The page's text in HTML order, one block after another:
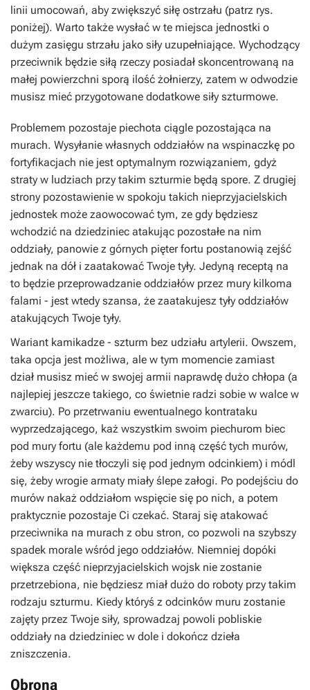
linii umocowań, aby zwiększyć siłę ostrzału (patrz rys.
poniżej). Warto także wysłać w te miejsca jednostki o
dużym zasięgu strzału jako siły uzupełniające. Wychodzący
przeciwnik będzie siłą rzeczy posiadał skoncentrowaną na
małej powierzchni sporą ilość żołnierzy, zatem w odwodzie
musisz mieć przygotowane dodatkowe siły szturmowe.
Problemem pozostaje piechota ciągle pozostająca na
murach. Wysyłanie własnych oddziałów na wspinaczkę po
fortyfikacjach nie jest optymalnym rozwiązaniem, gdyż
straty w ludziach przy takim szturmie będą spore. Z drugiej
strony pozostawienie w spokoju takich nieprzyjacielskich
jednostek może zaowocować tym, ze gdy będziesz
wchodzić na dziedziniec atakując pozostałe na nim
oddziały, panowie z górnych pięter fortu postanowią zejść
jednak na dół i zaatakować Twoje tyły. Jedyną receptą na
to będzie przeprowadzanie oddziałów przez mury kilkoma
falami - jest wtedy szansa, że zaatakujesz tyły oddziałów
atakujących Twoje tyły.
Wariant kamikadze - szturm bez udziału artylerii. Owszem,
taka opcja jest możliwa, ale w tym momencie zamiast
dział musisz mieć w swojej armii naprawdę dużo chłopa (a
najlepiej jeszcze takiego, co świetnie radzi sobie w walce w
zwarciu). Po przetrwaniu ewentualnego kontrataku
wyprzedzającego, każ wszystkim swoim piechurom biec
pod mury fortu (ale każdemu pod inną część tych murów,
żeby wszyscy nie tłoczyli się pod jednym odcinkiem) i módl
się, żeby wrogie armaty miały ślepe załogi. Po podejściu do
murów nakaż oddziałom wspięcie się po nich, a potem
praktycznie pozostaje Ci czekać. Staraj się atakować
przeciwnika na murach z obu stron, co pozwoli na szybszy
spadek morale wśród jego oddziałów. Niemniej dopóki
większa część nieprzyjacielskich wojsk nie zostanie
przetrzebiona, nie będziesz miał dużo do roboty przy takim
rodzaju szturmu. Kiedy któryś z odcinków muru zostanie
zajęty przez Twoje siły, sprowadzaj powoli pobliskie
oddziały na dziedziniec w dole i dokończ dzieła
zniszczenia.
Obrona